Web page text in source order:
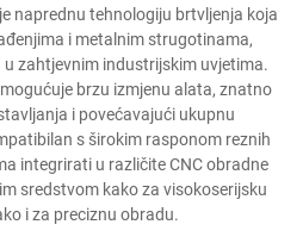
naprednu tehnologiju brtvljenja koja
i metalnim strugotinama,
zahtjevnim industrijskim uvjetima.
brzu izmjenu alata, znatno
i povećavajući ukupnu
s širokim rasponom reznih
integrirati u različite CNC obradne
sredstvom kako za visokoserijsku
i za preciznu obradu.